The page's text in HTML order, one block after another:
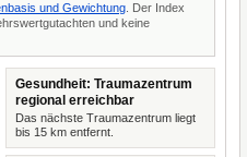
und Gewichtung . Der Index
und keine
Gesundheit: Traumazentrum
regional erreichbar
Das nächste Traumazentrum liegt
bis 15 km entfernt.